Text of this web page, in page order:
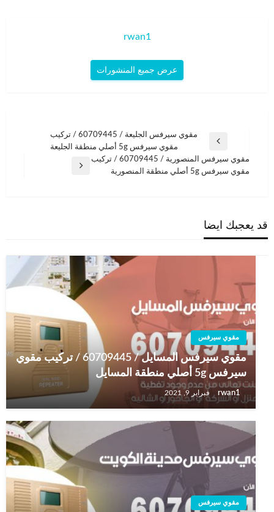
rwan1
عرض جميع المنشورات
المقالات
المقالة
السابقة
مقوي سيرفس الجليعة / 60709445 / تركيب
مقوي سيرفس 5g أصلي منطقة الجليعة
المقالة
مقوي سيرفس المنصورية / 60709445 / تركيب
مقوي سيرفس 5g أصلي منطقة المنصورية
قد يعجبك ايضا
مقوي سيرفس
مقوي سيرفس المسايل / 60709445 / تركيب مقوي
سيرفس 5g أصلي منطقة المسايل
rwan1 فبراير 9, 2021
مقوي سيرفس